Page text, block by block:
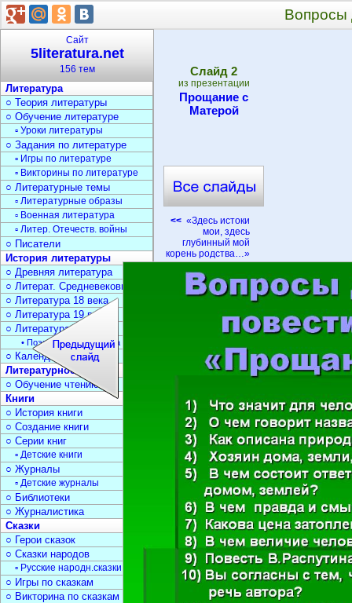
Вопросы
Cлайд 2
из презентации
Прощание с
Матерой
<< «Здесь истоки
мои, здесь
глубинный мой
корень родства…»
Сайт
5literatura.net
156 тем
Литература
○ Теория литературы
○ Обучение литературе
▫ Уроки литературы
○ Задания по литературе
▫ Игры по литературе
▫ Викторины по литературе
○ Литературные темы
▫ Литературные образы
▫ Военная литература
▫ Литер. Отечеств. войны
○ Писатели
История литературы
○ Древняя литература
○ Литерат. Средневековья
○ Литература 18 века
○ Литература 19 века
○ Литература 20 века
• Поэзия Серебрян. века
○ Календарь дат
Литературное чтение
○ Обучение чтению
Книги
○ История книги
○ Создание книги
○ Серии книг
▫ Детские книги
○ Журналы
▫ Детские журналы
○ Библиотеки
○ Журналистика
Сказки
○ Герои сказок
○ Сказки народов
▫ Русские народн.сказки
○ Игры по сказкам
○ Викторина по сказкам